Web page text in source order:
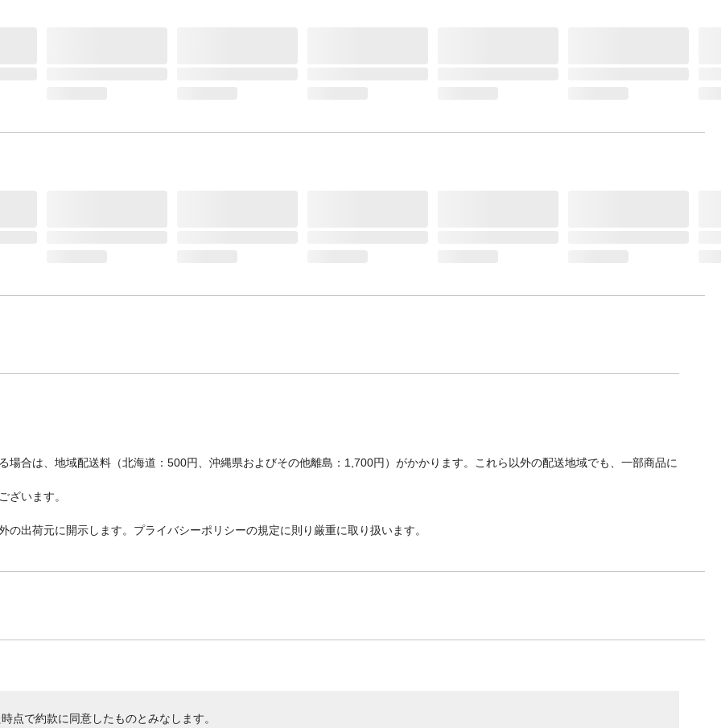
場合は、地域配送料（北海道：500円、沖縄県およびその他離島：1,700円）がかかります。これら以外の配送地域でも、一部商品に
ざいます。
出荷元に開示します。プライバシーポリシーの規定に則り厳重に取り扱います。
点で約款に同意したものとみなします。